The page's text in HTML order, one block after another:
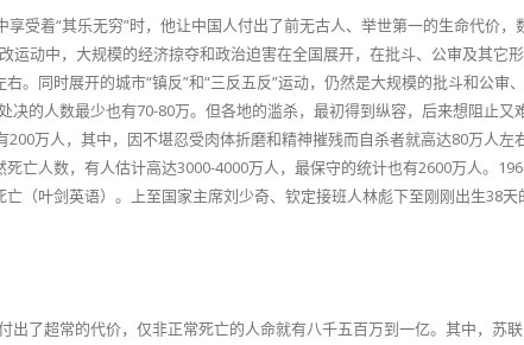
受着“其乐无穷”时，他让中国人付出了前无古人、举世第一的生命代价，
运动中，大规模的经济掠夺和政治迫害在全国展开，在批斗、公审及其它
。同时展开的城市“镇反”和“三反五反”运动，仍然是大规模的批斗和公审
的人数最少也有70-80万。但各地的滥杀，最初得到纵容，后来想阻止又
万人，其中，因不堪忍受肉体折磨和精神摧残而自杀者就高达80万人左
亡人数，有人估计高达3000-4000万人，最保守的统计也有2600万人。
（叶剑英语）。上至国家主席刘少奇、钦定接班人林彪下至刚刚出生38天
出了超常的代价，仅非正常死亡的人命就有八千五百万到一亿。其中，苏